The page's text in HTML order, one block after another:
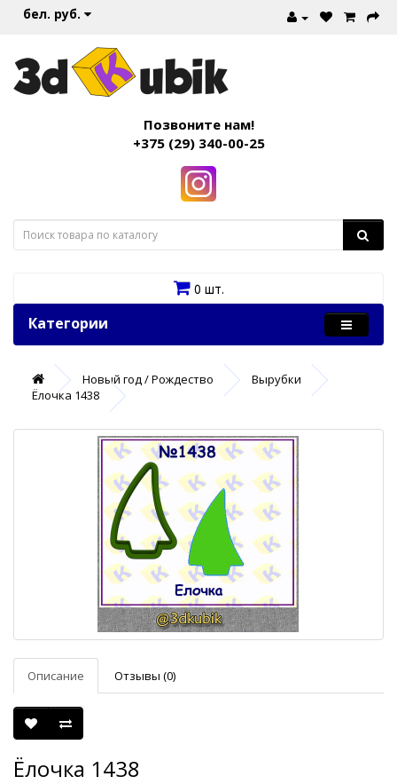
бел. руб.
Позвоните нам!
+375 (29) 340-00-25
0 шт.
Категории
Новый год / Рождество
Вырубки
Ёлочка 1438
Описание Отзывы (0)
Ёлочка 1438